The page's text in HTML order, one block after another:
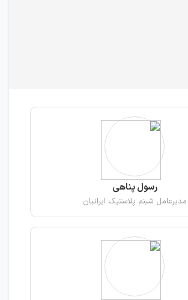
رسول پناهی
مدیرعامل شبنم پلاستیک ایرانیان